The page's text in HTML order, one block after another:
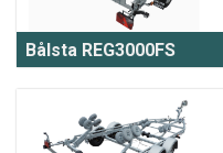
Bålsta REG3000FS